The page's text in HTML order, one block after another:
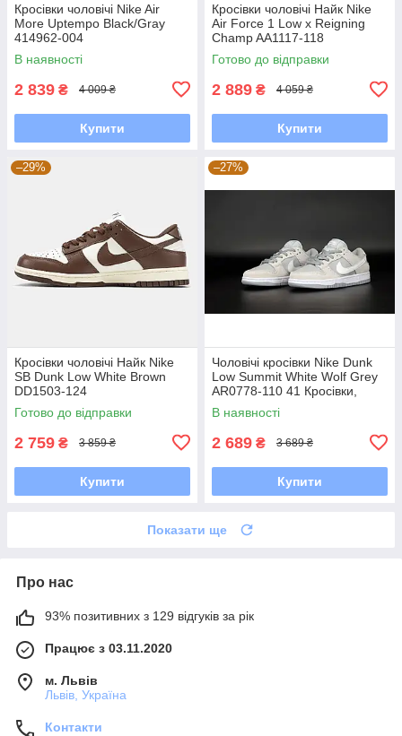
Кросівки чоловічі Nike Air
More Uptempo Black/Gray
414962-004
В наявності
2 839 ₴ 4 009 ₴
Купити
Кросівки чоловічі Найк Nike
Air Force 1 Low x Reigning
Champ AA1117-118
Готово до відправки
2 889 ₴ 4 059 ₴
Купити
–29%
Кросівки чоловічі Найк Nike
SB Dunk Low White Brown
DD1503-124
Готово до відправки
2 759 ₴ 3 859 ₴
Купити
–27%
Чоловічі кросівки Nike Dunk
Low Summit White Wolf Grey
AR0778-110 41 Кросівки,
Текстильна, Шнурівка, Товста
підошва, Замша,
В наявності
2 689 ₴ 3 689 ₴
Купити
Показати ще
Про нас
93% позитивних з 129 відгуків за рік
Працює з 03.11.2020
м. Львів
Львів, Україна
Контакти